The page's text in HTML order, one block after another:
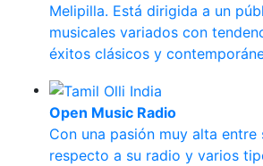
Melipilla. Está dirigida a un
musicales variados con
éxitos clásicos y
Open Music Radio
Con una pasión muy alta entre
respecto a su radio y varios